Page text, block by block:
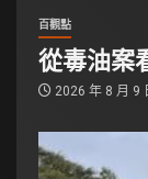
百觀點
從毒油案
2026 年 8 月 9